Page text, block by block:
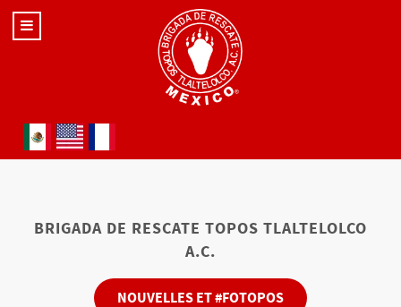
Sélectionnez votre langue
BRIGADA DE RESCATE TOPOS TLALTELOLCO
A.C.
NOUVELLES ET #FOTOPOS